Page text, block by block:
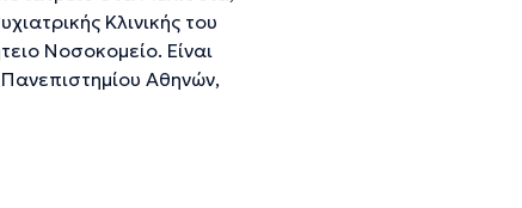
Κλινικής του
Νοσοκομείο. Είναι
Αθηνών,
Κέντρο